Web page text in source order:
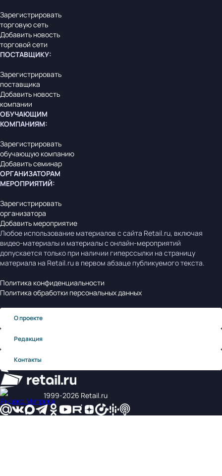
Зарегистрировать
торговую сеть
Добавить новость
торговой сети
ПОСТАВЩИКУ:
Зарегистрировать
поставщика
Добавить новость
компании
ОБУЧАЮЩИМ
КОМПАНИЯМ:
Зарегистрировать
обучающую компанию
Добавить семинар
ОРГАНИЗАТОРАМ
МЕРОПРИЯТИЙ:
Зарегистрировать
организатора
Добавить мероприятие
Любое использование материалов с сайта Retail.ru, включая
видео-материалы и материалы с онлайн-мероприятий
допускается только при наличии гиперссылки на страницу
материала на Retail.ru в первом абзаце публикуемого текста.
Политика конфиденциальности
Политика обработки персональных данных
О проекте
Редакция
Контакты
1999‑2026 Retail.ru